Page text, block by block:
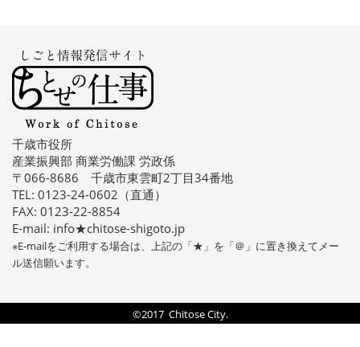
千歳市役所
産業振興部 商業労働課 労政係
〒066-8686 千歳市東雲町2丁目34番地
TEL: 0123-24-0602（直通）
FAX: 0123-22-8854
E-mail: info★chitose-shigoto.jp
※E-mailをご利用する場合は、上記の「★」を「＠」に置き換えてメー
ル送信願います。
©2017 Chitose City.